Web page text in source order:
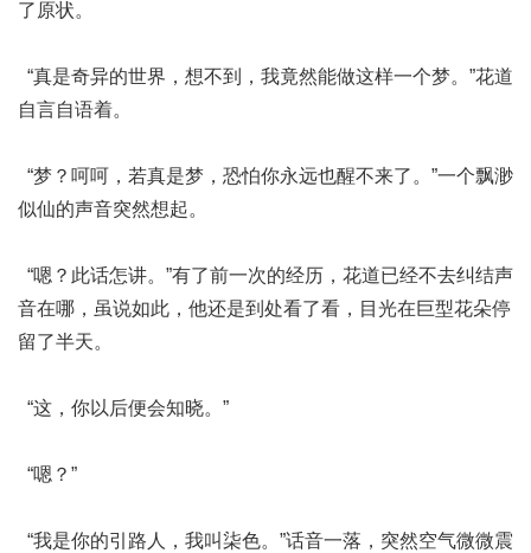
了原状。
“真是奇异的世界，想不到，我竟然能做这样一个梦。”花道
自言自语着。
“梦？呵呵，若真是梦，恐怕你永远也醒不来了。”一个飘渺
似仙的声音突然想起。
“嗯？此话怎讲。”有了前一次的经历，花道已经不去纠结声
音在哪，虽说如此，他还是到处看了看，目光在巨型花朵停
留了半天。
“这，你以后便会知晓。”
“嗯？”
“我是你的引路人，我叫柒色。”话音一落，突然空气微微震